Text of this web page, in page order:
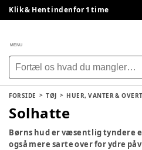
Klik & Hent indenfor 1 time
MENU
FORSIDE TØJ HUER, VANTER &
Solhatte
Børns hud er væsentlig tyndere
også mere sarte over for ydre